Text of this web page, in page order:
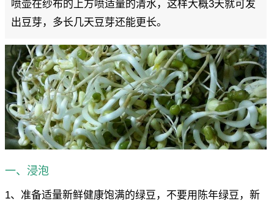
喷壶在纱布的上方喷适量的清水，这样大概3天就可发
出豆芽，多长几天豆芽还能更长。
一、浸泡
1、准备适量新鲜健康饱满的绿豆，不要用陈年绿豆，新